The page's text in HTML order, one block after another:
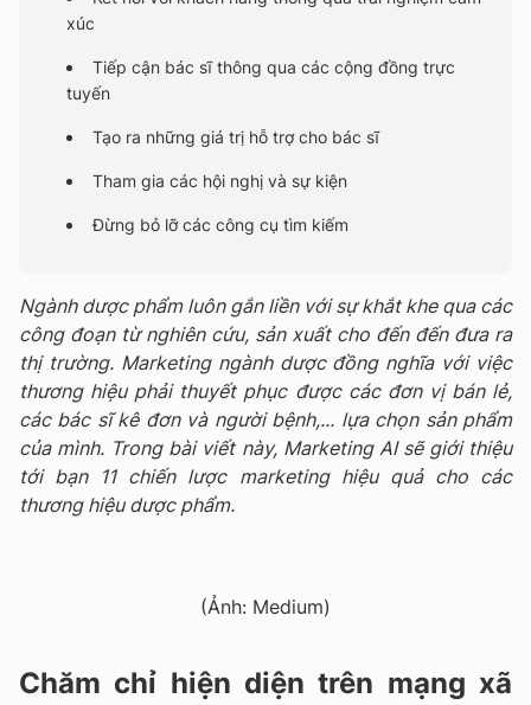
xúc
Tiếp cận bác sĩ thông qua các cộng đồng trực
tuyến
Tạo ra những giá trị hỗ trợ cho bác sĩ
Tham gia các hội nghị và sự kiện
Đừng bỏ lỡ các công cụ tìm kiếm
Ngành dược phẩm luôn gắn liền với sự khắt khe qua các
công đoạn từ nghiên cứu, sản xuất cho đến đến đưa ra
thị trường. Marketing ngành dược đồng nghĩa với việc
thương hiệu phải thuyết phục được các đơn vị bán lẻ,
các bác sĩ kê đơn và người bệnh,... lựa chọn sản phẩm
của mình. Trong bài viết này, Marketing AI sẽ giới thiệu
tới bạn 11 chiến lược marketing hiệu quả cho các
thương hiệu dược phẩm.
(Ảnh: Medium)
Chăm chỉ hiện diện trên mạng xã